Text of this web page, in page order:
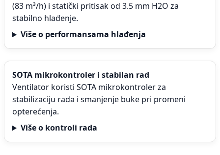
(83 m³/h) i statički pritisak od 3.5 mm H2O za
stabilno hlađenje.
Više o performansama hlađenja
SOTA mikrokontroler i stabilan rad
Ventilator koristi SOTA mikrokontroler za
stabilizaciju rada i smanjenje buke pri promeni
opterećenja.
Više o kontroli rada